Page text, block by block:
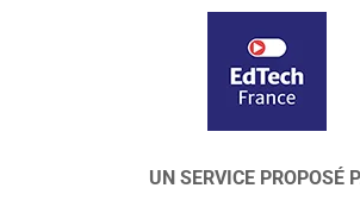
UN SERVICE PROPOSÉ